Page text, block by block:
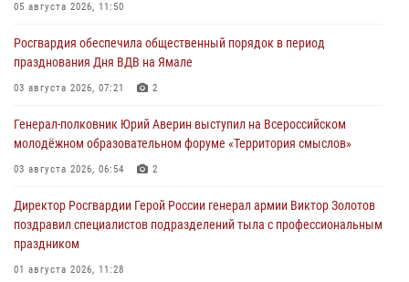
05 августа 2026, 11:50
Росгвардия обеспечила общественный порядок в период
празднования Дня ВДВ на Ямале
03 августа 2026, 07:21 2
Генерал-полковник Юрий Аверин выступил на Всероссийском
молодёжном образовательном форуме «Территория смыслов»
03 августа 2026, 06:54 2
Директор Росгвардии Герой России генерал армии Виктор Золотов
поздравил специалистов подразделений тыла с профессиональным
праздником
01 августа 2026, 11:28